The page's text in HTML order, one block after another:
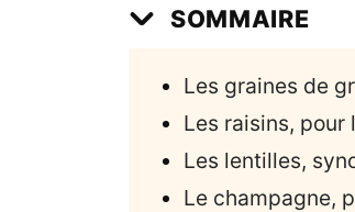
SOMMAIRE
Les graines de
Les raisins,
Les lentilles,
Le champagne,